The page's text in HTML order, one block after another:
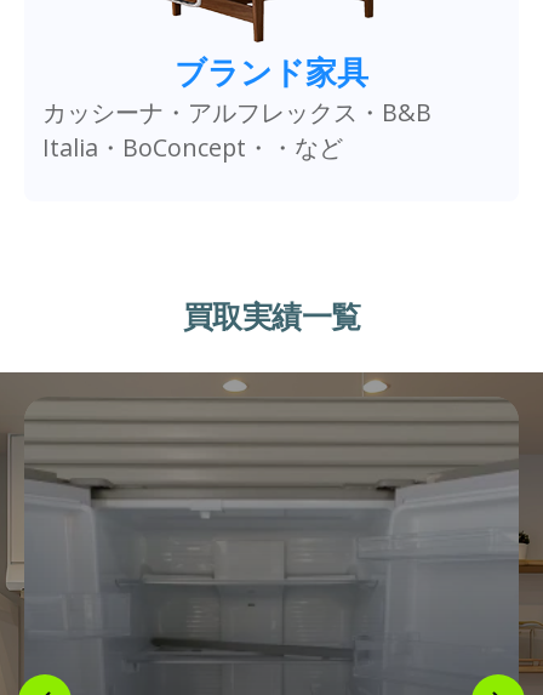
ブランド家具
カッシーナ・アルフレックス・B&B
Italia・BoConcept・・など
買取実績一覧